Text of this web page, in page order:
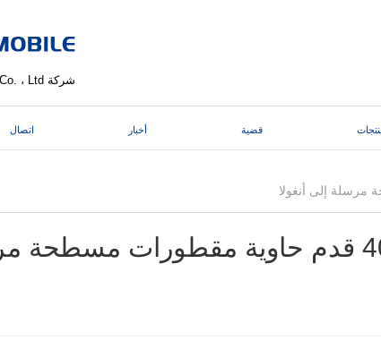
شركة Shandong Jinma Automobile Holdings Co. ، Ltd.
قضية أخبار اتصال